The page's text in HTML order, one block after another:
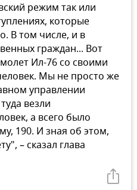
режим так или
которые
В том числе, и в
граждан... Вот
Ил-76 со своими
Мы не просто же
управлении
везли
а всего было
190. И зная об этом,
– сказал глава